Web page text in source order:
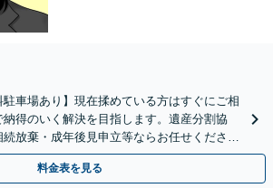
駐車場あり】現在揉めている方はすぐにご相
得のいく解決を目指します。遺産分割協
放棄・成年後見申立等ならお任せくださ
にお越しください。
料金表を見る